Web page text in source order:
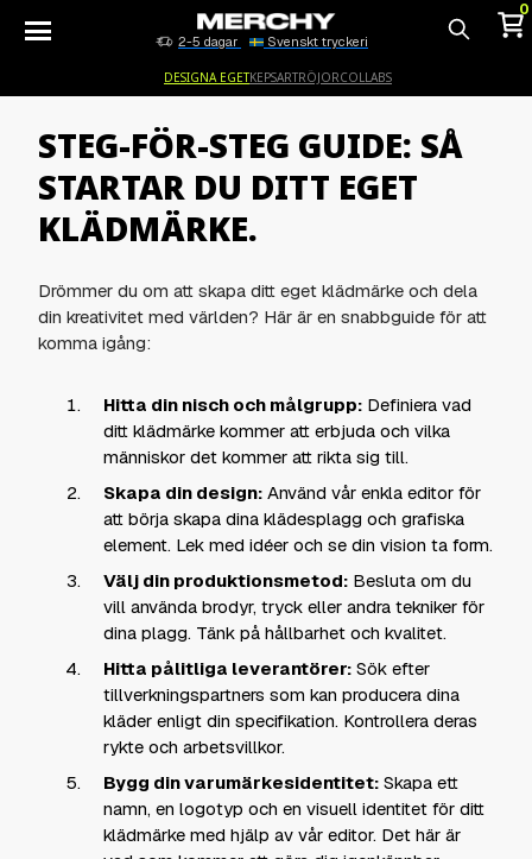
2-5 dagar Svenskt tryckeri
0
DESIGNA EGETKEPSARTRÖJORCOLLABS
STEG-FÖR-STEG GUIDE: SÅ
STARTAR DU DITT EGET
KLÄDMÄRKE.
Drömmer du om att skapa ditt eget klädmärke och dela
din kreativitet med världen? Här är en snabbguide för att
komma igång:
Hitta din nisch och målgrupp: Definiera vad
ditt klädmärke kommer att erbjuda och vilka
människor det kommer att rikta sig till.
Skapa din design: Använd vår enkla editor för
att börja skapa dina klädesplagg och grafiska
element. Lek med idéer och se din vision ta form.
Välj din produktionsmetod: Besluta om du
vill använda brodyr, tryck eller andra tekniker för
dina plagg. Tänk på hållbarhet och kvalitet.
Hitta pålitliga leverantörer: Sök efter
tillverkningspartners som kan producera dina
kläder enligt din specifikation. Kontrollera deras
rykte och arbetsvillkor.
Bygg din varumärkesidentitet: Skapa ett
namn, en logotyp och en visuell identitet för ditt
klädmärke med hjälp av vår editor. Det här är